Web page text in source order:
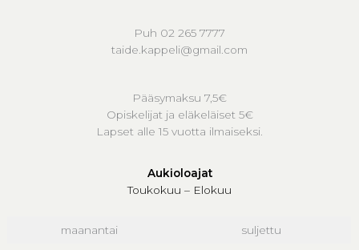
Puh 02 265 7777
taide.kappeli@gmail.com
Pääsymaksu 7,5€
Opiskelijat ja eläkeläiset 5€
Lapset alle 15 vuotta ilmaiseksi.
Aukioloajat
Toukokuu – Elokuu
maanantai suljettu